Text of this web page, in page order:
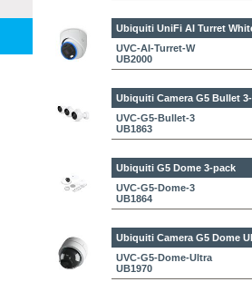
Ubiquiti UniFi AI Turret
UVC-AI-Turret-W
UB2000
Ubiquiti Camera G5 Bullet
UVC-G5-Bullet-3
UB1863
Ubiquiti G5 Dome 3-pack
UVC-G5-Dome-3
UB1864
Ubiquiti Camera G5 Dome
UVC-G5-Dome-Ultra
UB1970